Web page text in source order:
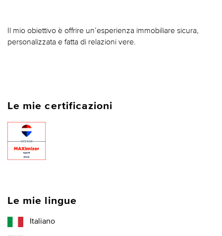
Il mio obiettivo è offrire un’esperienza immobiliare sicura,
personalizzata e fatta di relazioni vere.
Le mie certificazioni
Le mie lingue
Italiano